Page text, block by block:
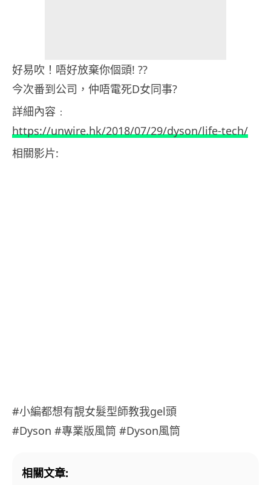
好易吹！唔好放棄你個頭! ??
今次番到公司，仲唔電死D女同事?
詳細內容﹕
https://unwire.hk/2018/07/29/dyson/life-tech/
相關影片:
#小編都想有靚女髮型師教我gel頭
#Dyson #專業版風筒 #Dyson風筒
相關文章: